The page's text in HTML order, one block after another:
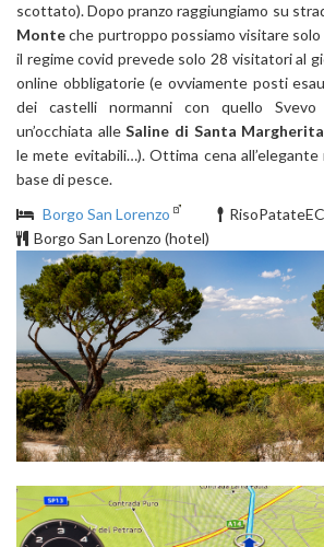
scottato). Dopo pranzo raggiungiamo su
Monteche purtroppo possiamo visitare solo
il regime covid prevede solo 28 visitatori al
online obbligatorie (e ovviamente posti
dei castelli normanni con quello
un’occhiata alleSaline di Santa
le mete evitabili…). Ottima cena
base di pesce.
Borgo San Lorenzo
Borgo San Lorenzo (hotel)